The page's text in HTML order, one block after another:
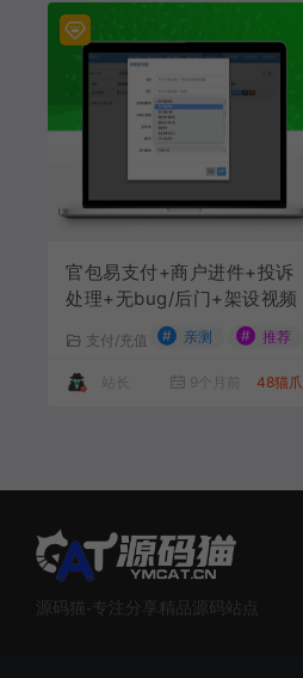
官包易支付+商户进件+投诉
处理+无bug/后门+架设视频
支付/充值 # 亲测 # 推荐
站长 9个月前 48猫爪
源码猫-专注分享精品源码站点